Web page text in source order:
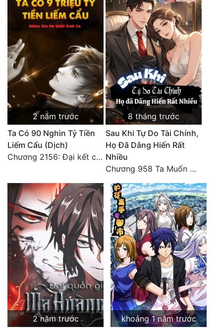
2 năm trước
Ta Có 90 Nghìn Tỷ Tiền
Liếm Cẩu (Dịch)
Chương 2156: Đại kết cục!!!
8 tháng trước
Sau Khi Tự Do Tài Chính,
Họ Đã Dâng Hiến Rất
Nhiều
Chương 958 Ta Muốn Cùng Các Cô Vĩnh Viễn Ở Bên Nhau (2) Hết
2 năm trước
khoảng 1 năm trước